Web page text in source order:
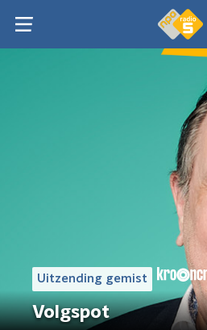
Uitzending gemist
Volgspot